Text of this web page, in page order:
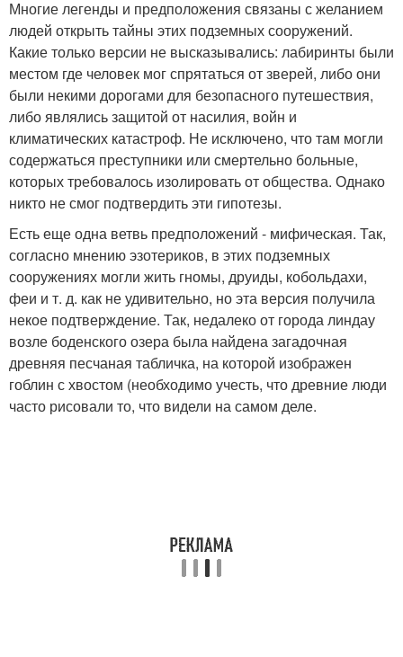
Многие легенды и предположения связаны с желанием
людей открыть тайны этих подземных сооружений.
Какие только версии не высказывались: лабиринты были
местом где человек мог спрятаться от зверей, либо они
были некими дорогами для безопасного путешествия,
либо являлись защитой от насилия, войн и
климатических катастроф. Не исключено, что там могли
содержаться преступники или смертельно больные,
которых требовалось изолировать от общества. Однако
никто не смог подтвердить эти гипотезы.
Есть еще одна ветвь предположений - мифическая. Так,
согласно мнению эзотериков, в этих подземных
сооружениях могли жить гномы, друиды, кобольдахи,
феи и т. д. как не удивительно, но эта версия получила
некое подтверждение. Так, недалеко от города линдау
возле боденского озера была найдена загадочная
древняя песчаная табличка, на которой изображен
гоблин с хвостом (необходимо учесть, что древние люди
часто рисовали то, что видели на самом деле.